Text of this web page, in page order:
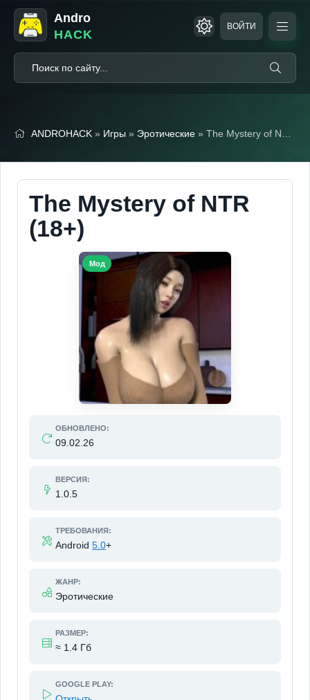
Andro
HACK
ВОЙТИ
ANDROHACK » Игры » Эротические » The Mystery of NTR (18+)
The Mystery of NTR
(18+)
ОБНОВЛЕНО:
09.02.26
ВЕРСИЯ:
1.0.5
ТРЕБОВАНИЯ:
Android 5.0+
ЖАНР:
Эротические
РАЗМЕР:
≈ 1.4 Гб
GOOGLE PLAY:
Мод